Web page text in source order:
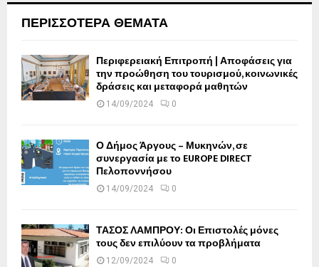
ΠΕΡΙΣΣΟΤΕΡΑ ΘΕΜΑΤΑ
Περιφερειακή Επιτροπή | Αποφάσεις για
την προώθηση του τουρισμού, κοινωνικές
δράσεις και μεταφορά μαθητών
14/09/2024 0
Ο Δήμος Άργους – Μυκηνών, σε
συνεργασία με το EUROPE DIRECT
Πελοποννήσου
14/09/2024 0
ΤΑΣΟΣ ΛΑΜΠΡΟΥ: Οι Επιστολές μόνες
τους δεν επιλύουν τα προβλήματα
12/09/2024 0